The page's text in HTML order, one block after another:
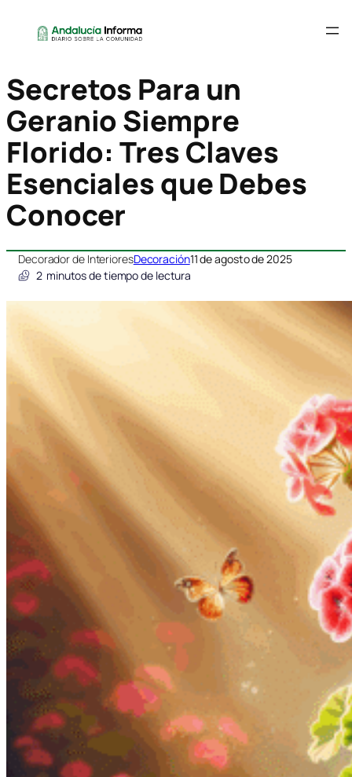
Secretos Para un
Geranio Siempre
Florido: Tres Claves
Esenciales que Debes
Conocer
Decorador de InterioresDecoración11 de agosto de 2025
2 minutos de tiempo de lectura